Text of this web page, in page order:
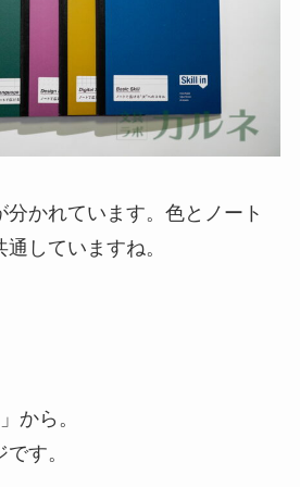
かれています。色とノート
していますね。
から。
す。